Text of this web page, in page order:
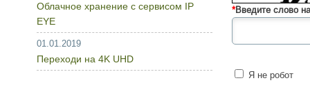
*Введите слово
Я не робот
Облачное хранение с сервисом IP
EYE
01.01.2019
Переходи на 4K UHD